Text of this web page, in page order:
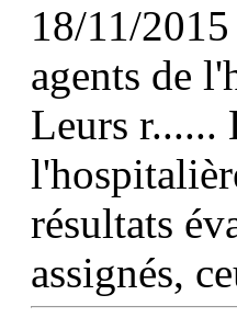
18/11/
agents de
Leurs r......
résultats
assignés,